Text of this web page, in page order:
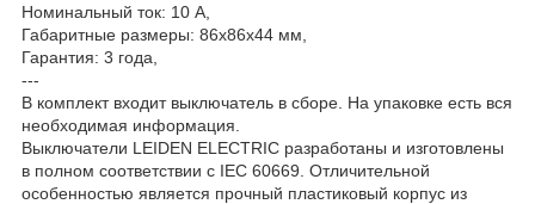
Номинальный ток: 10 А,
Габаритные размеры: 86х86х44 мм,
Гарантия: 3 года,
---
В комплект входит выключатель в сборе. На упаковке есть вся
необходимая информация.
Выключатели LEIDEN ELECTRIC разработаны и изготовлены
в полном соответствии с IEC 60669. Отличительной
особенностью является прочный пластиковый корпус из